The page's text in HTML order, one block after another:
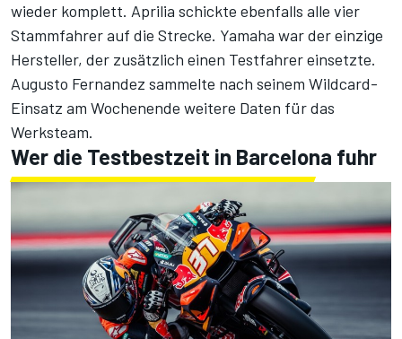
wieder komplett. Aprilia schickte ebenfalls alle vier
Stammfahrer auf die Strecke. Yamaha war der einzige
Hersteller, der zusätzlich einen Testfahrer einsetzte.
Augusto Fernandez sammelte nach seinem Wildcard-
Einsatz am Wochenende weitere Daten für das
Werksteam.
Wer die Testbestzeit in Barcelona fuhr